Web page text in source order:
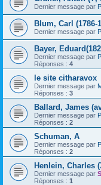
Dernier message par
Blum, Carl (1786-
Dernier message par
Bayer,
Dernier message par
Réponses : 4
le site citharavox
Dernier message par
Réponses : 3
Ballard, James
Dernier message par
Réponses : 2
Schuman, A
Dernier message par
Réponses : 2
Henlein, Charles
Dernier message par
Réponses : 1